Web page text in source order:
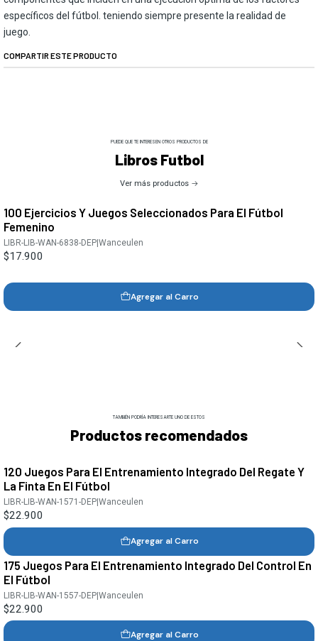
específicos del fútbol. teniendo siempre presente la realidad de
juego.
COMPARTIR ESTE PRODUCTO
PUEDE QUE TE INTERESEN OTROS PRODUCTOS DE
Libros Futbol
Ver más productos
100 Ejercicios Y Juegos Seleccionados Para El Fútbol
Femenino
LIBR-LIB-WAN-6838-DEP |Wanceulen
$17.900
Agregar al Carro
TAMBIÉN PODRÍA INTERESARTE UNO DE ESTOS
Productos recomendados
120 Juegos Para El Entrenamiento Integrado Del Regate Y
La Finta En El Fútbol
LIBR-LIB-WAN-1571-DEP |Wanceulen
$22.900
Agregar al Carro
175 Juegos Para El Entrenamiento Integrado Del Control En
El Fútbol
LIBR-LIB-WAN-1557-DEP|Wanceulen
$22.900
Agregar al Carro